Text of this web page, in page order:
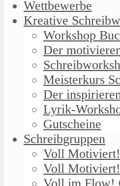
Wettbewerbe
Kreative
Workshop
Der
Meisterkurs
Der
Lyrik-
Gutscheine
Schreibgruppen
Voll Motiviert!
Voll Motiviert!
Voll im Flow!